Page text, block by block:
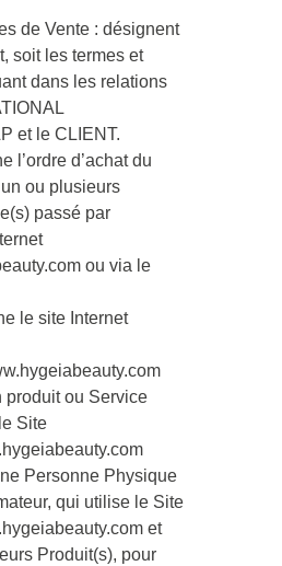
de Vente : désignent
soit les termes et
dans les relations
et le CLIENT.
l’ordre d’achat du
ou plusieurs
passé par
ou via le
le site Internet
produit ou Service
Site
Personne Physique
qui utilise le Site
et
Produit(s), pour